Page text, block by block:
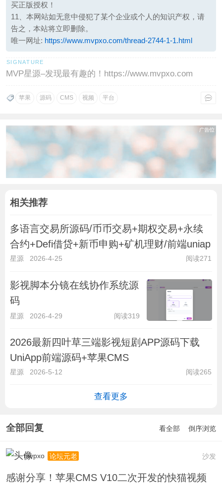
买正版授权！
11、本网站如无意中侵犯了某个企业或个人的知识产权，请
告之，本站将立即删除。
唯一网址: https://www.mvpxo.com/thread-2744-1-1.html
MVP星源–发现最有趣的！https://www.mvpxo.com
苹果 源码 CMS 视频 平台
相关推荐
多语言交易所源码/币币交易+期权交易+永续
合约+Defi借贷+新币申购+矿机理财/前端uniap
星源 2026-4-25 阅读271
影视脚本分镜在线协作系统源
码
星源 2026-4-29 阅读319
2026最新四叶草三端影视短剧APP源码下载
UniApp前端源码+苹果CMS
星源 2026-5-12 阅读265
查看更多
全部回复 看全部 倒序浏览
沙发
mvpxo 论坛元老
感谢分享！苹果CMS V10二次开发的快猫视频